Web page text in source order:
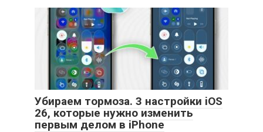
Убираем тормоза. 3 настройки iOS
26, которые нужно изменить
первым делом в iPhone